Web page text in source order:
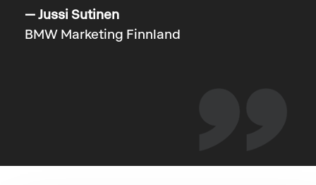
— Jussi Sutinen
BMW Marketing Finnland